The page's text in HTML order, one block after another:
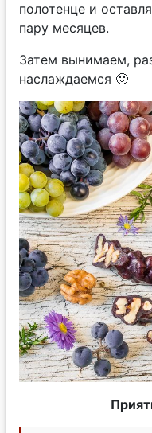
полотенце и
пару месяцев.
Затем вынимаем,
наслаждаемся 🙂